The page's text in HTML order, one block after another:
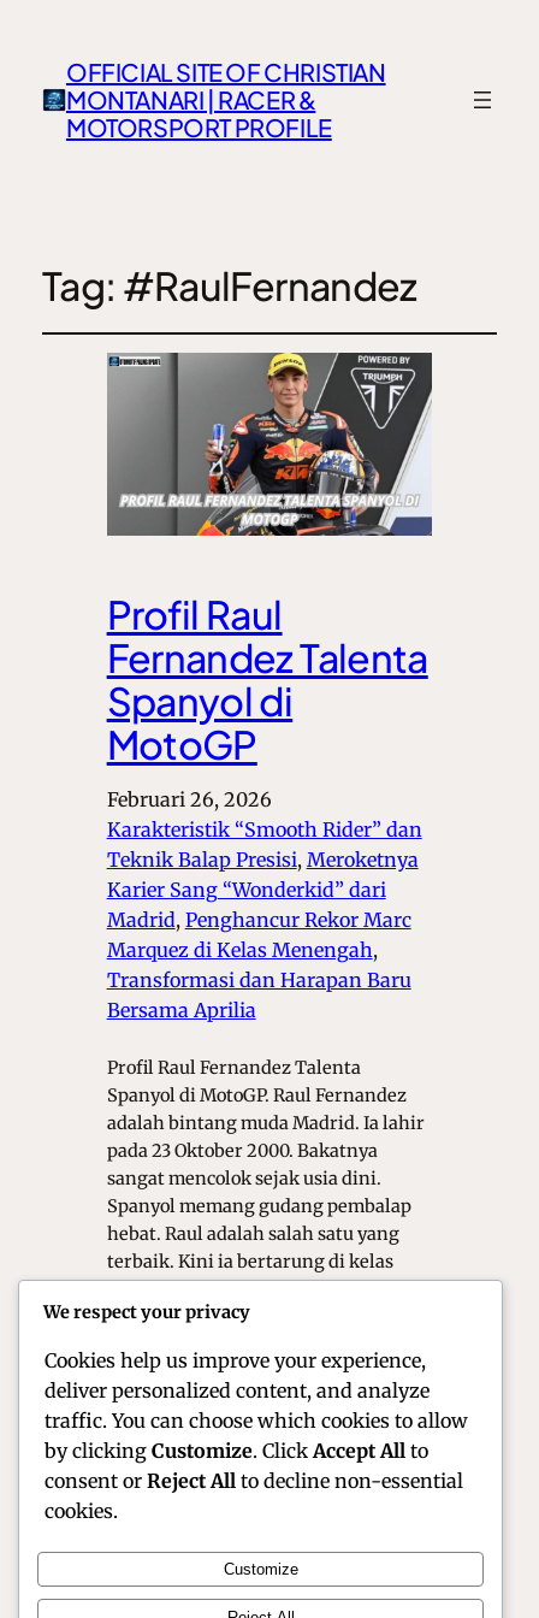
OFFICIAL SITE OF CHRISTIAN
MONTANARI | RACER &
MOTORSPORT PROFILE
Tag: #RaulFernandez
Profil Raul
Fernandez Talenta
Spanyol di
MotoGP
Februari 26, 2026
Karakteristik “Smooth Rider” dan
Teknik Balap Presisi, Meroketnya
Karier Sang “Wonderkid” dari
Madrid, Penghancur Rekor Marc
Marquez di Kelas Menengah ,
Transformasi dan Harapan Baru
Bersama Aprilia
Profil Raul Fernandez Talenta
Spanyol di MotoGP. Raul Fernandez
adalah bintang muda Madrid. Ia lahir
pada 23 Oktober 2000. Bakatnya
sangat mencolok sejak usia dini.
Spanyol memang gudang pembalap
hebat. Raul adalah salah satu yang
terbaik. Kini ia bertarung di kelas
besar padanya. Mari kita ulas
We respect your privacy
Cookies help us improve your experience,
deliver personalized content, and analyze
traffic. You can choose which cookies to allow
by clicking Customize. Click Accept All to
consent or Reject All to decline non-essential
cookies.
Customize